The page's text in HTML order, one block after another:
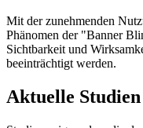
Mit der zunehmenden
Phänomen der "Banner
Sichtbarkeit und
beeinträchtigt werden.
Aktuelle